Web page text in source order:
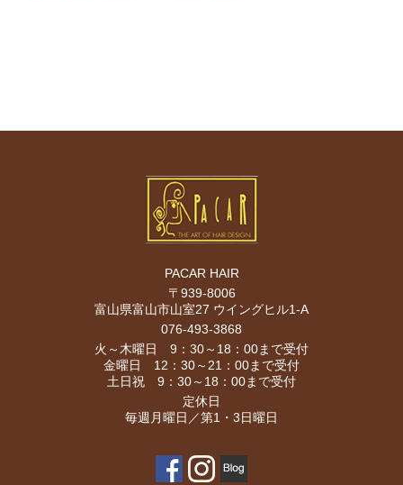
PACAR HAIR
〒939-8006
富山県富山市山室27 ウイングヒル1-A
076-493-3868
火～木曜日 9：30～18：00まで受付
金曜日 12：30～21：00まで受付
土日祝 9：30～18：00まで受付
定休日
毎週月曜日／第1・3日曜日